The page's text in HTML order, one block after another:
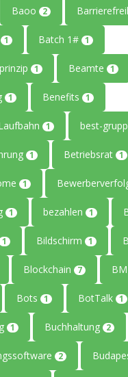
Baoo 2
1 Batch 1# 1
1 Beamte 1
1 Benefits 1
1 best-
1 Betriebsrat 1
1
1 bezahlen 1
1 Bildschirm 1
Blockchain 7
Bots 1 BotTalk 1
1 Buchhaltung 2
2